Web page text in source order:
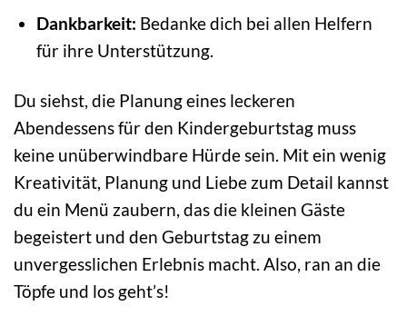
Dankbarkeit: Bedanke dich bei allen Helfern
für ihre Unterstützung.
Du siehst, die Planung eines leckeren
Abendessens für den Kindergeburtstag muss
keine unüberwindbare Hürde sein. Mit ein wenig
Kreativität, Planung und Liebe zum Detail kannst
du ein Menü zaubern, das die kleinen Gäste
begeistert und den Geburtstag zu einem
unvergesslichen Erlebnis macht. Also, ran an die
Töpfe und los geht’s!